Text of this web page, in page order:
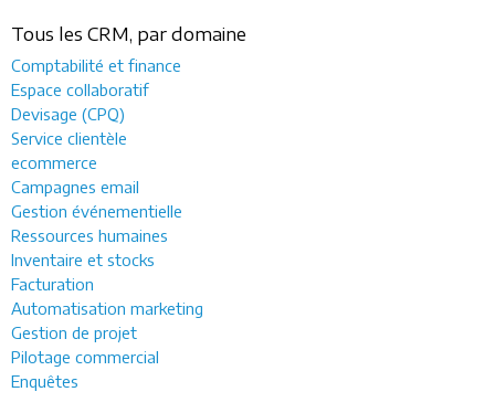
Tous les CRM, par domaine
Comptabilité et finance
Espace collaboratif
Devisage (CPQ)
Service clientèle
ecommerce
Campagnes email
Gestion événementielle
Ressources humaines
Inventaire et stocks
Facturation
Automatisation marketing
Gestion de projet
Pilotage commercial
Enquêtes